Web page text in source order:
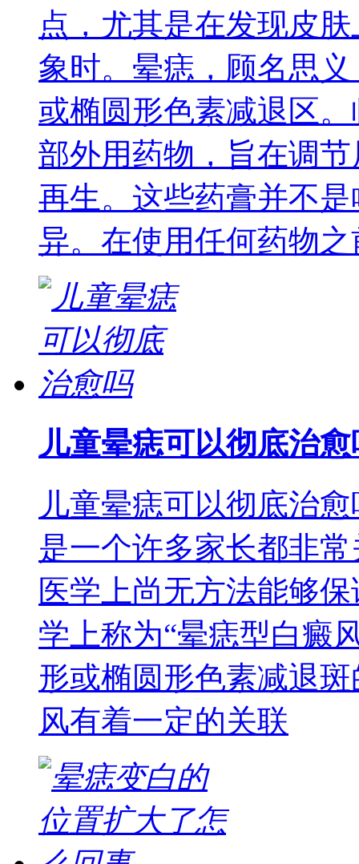
点，尤其是在发现皮
象时。晕痣，顾名思
或椭圆形色素减退区
部外用药物，旨在调
再生。这些药膏并不
异。在使用任何药物
儿童晕痣可以彻底治愈
儿童晕痣可以彻底治
是一个许多家长都非
医学上尚无方法能够
学上称为“晕痣型白癜
形或椭圆形色素减退
风有着一定的关联